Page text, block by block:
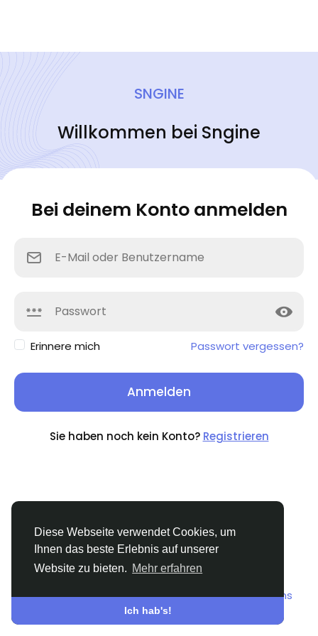
Diese Webseite verwendet Cookies, um
Ihnen das beste Erlebnis auf unserer
Website zu bieten. Mehr erfahren
Ich hab's!
SNGINE
Willkommen bei Sngine
Bei deinem Konto anmelden
Erinnere mich Passwort vergessen?
Anmelden
Sie haben noch kein Konto? Registrieren
Über Bedingungen Datenschutz Kontaktiere uns